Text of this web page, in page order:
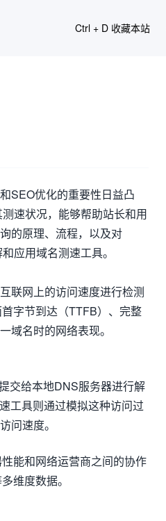
Ctrl + D 收藏本站
SEO优化的重要性日益凸
速状况，能够帮助站长和用
的原理、流程，以及对
应用域名测速工具。
联网上的访问速度进行检测
字节到达（TTFB）、完整
域名时的网络表现。
交给本地DNS服务器进行解
工具则通过模拟这种访问过
问速度。
能和网络运营商之间的协作
维度数据。